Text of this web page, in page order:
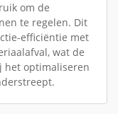
om de
te regelen. Dit
efficiëntie met
wat de
het optimaliseren